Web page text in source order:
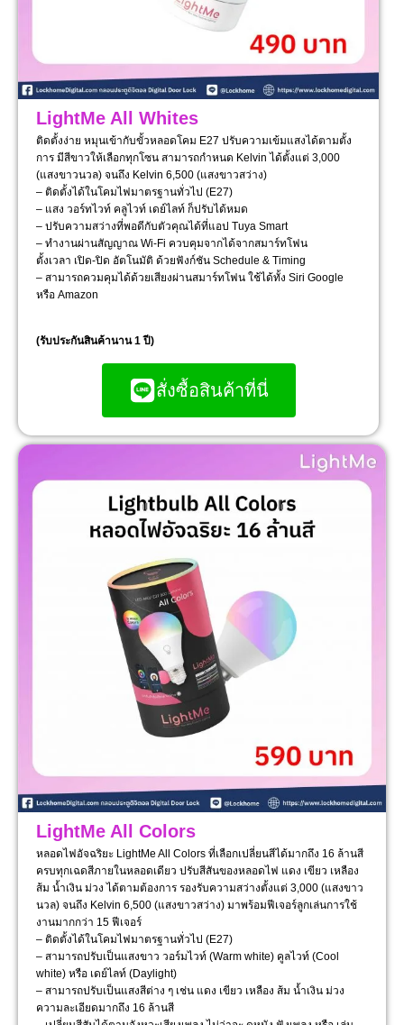
LightMe All Whites
ติดตั้งง่าย หมุนเข้ากับขั้วหลอดโคม E27 ปรับความเข้มแสงได้ตามตั้ง
การ มีสีขาวให้เลือกทุกโซน สามารถกำหนด Kelvin ได้ตั้งแต่ 3,000
(แสงขาวนวล) จนถึง Kelvin 6,500 (แสงขาวสว่าง)
– ติดตั้งได้ในโคมไฟมาตรฐานทั่วไป (E27)
– แสง วอร์ทไวท์ คลูไวท์ เดย์ไลท์ ก็ปรับได้หมด
– ปรับความสว่างที่พอดีกับตัวคุณได้ที่แอป Tuya Smart
– ทำงานผ่านสัญญาณ Wi-Fi ควบคุมจากได้จากสมาร์ทโฟน
ตั้งเวลา เปิด-ปิด อัตโนมัติ ด้วยฟังก์ชัน Schedule & Timing
– สามารถควมคุมได้ด้วยเสียงผ่านสมาร์ทโฟน ใช้ได้ทั้ง Siri Google
หรือ Amazon
(รับประกันสินค้านาน 1 ปี)
สั่งซื้อสินค้าที่นี่
LightMe All Colors
หลอดไฟอัจฉริยะ LightMe All Colors ที่เลือกเปลี่ยนสีได้มากถึง 16 ล้านสี
ครบทุกเฉดสีภายในหลอดเดียว ปรับสีสันของหลอดไฟ แดง เขียว เหลือง
ส้ม น้ำเงิน ม่วง ได้ตามต้องการ รองรับความสว่างตั้งแต่ 3,000 (แสงขาว
นวล) จนถึง Kelvin 6,500 (แสงขาวสว่าง) มาพร้อมฟีเจอร์ลูกเล่นการใช้
งานมากกว่า 15 ฟีเจอร์
– ติดตั้งได้ในโคมไฟมาตรฐานทั่วไป (E27)
– สามารถปรับเป็นแสงขาว วอร์มไวท์ (Warm white) คูลไวท์ (Cool
white) หรือ เดย์ไลท์ (Daylight)
– สามารถปรับเป็นแสงสีต่าง ๆ เช่น แดง เขียว เหลือง ส้ม น้ำเงิน ม่วง
ความละเอียดมากถึง 16 ล้านสี